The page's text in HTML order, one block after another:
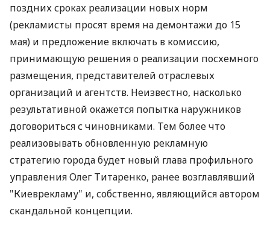
поздних сроках реализации новых норм
(рекламисты просят время на демонтажи до 15
мая) и предложение включать в комиссию,
принимающую решения о реализации посхемного
размещения, представителей отраслевых
организаций и агентств. Неизвестно, насколько
результативной окажется попытка наружников
договориться с чиновниками. Тем более что
реализовывать обновленную рекламную
стратегию города будет новый глава профильного
управления Олег Титаренко, ранее возглавлявший
"Киеврекламу" и, собственно, являющийся автором
скандальной концепции.